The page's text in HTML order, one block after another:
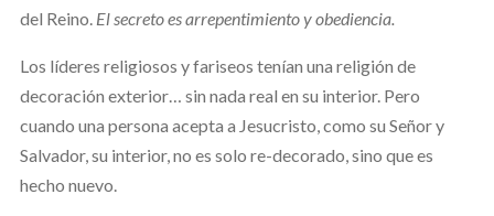
del Reino. El secreto es arrepentimiento y obediencia.
Los líderes religiosos y fariseos tenían una religión de
decoración exterior… sin nada real en su interior. Pero
cuando una persona acepta a Jesucristo, como su Señor y
Salvador, su interior, no es solo re-decorado, sino que es
hecho nuevo.